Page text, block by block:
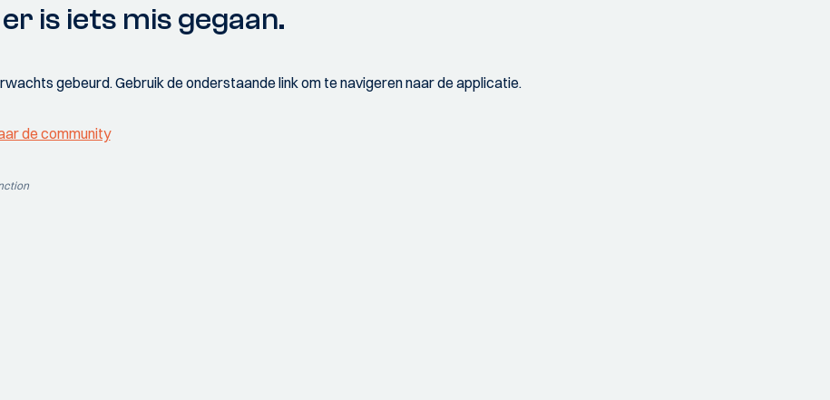
is iets mis gegaan.
gebeurd. Gebruik de onderstaande link om te navigeren naar de applicatie.
de community